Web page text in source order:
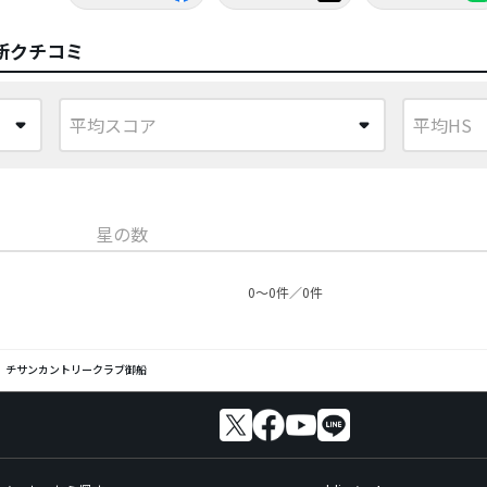
クチコミ
星の数
0〜0件／0件
チサンカントリークラブ御船